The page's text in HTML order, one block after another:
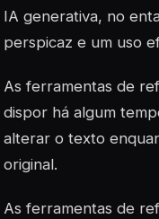
IA generativa, no
perspicaz e um uso
As ferramentas de
dispor há algum
alterar o texto
original.
As ferramentas de